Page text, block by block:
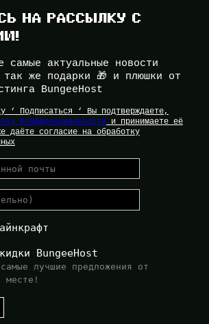
НА РАССЫЛКУ С
самые актуальные новости
же подарки 🎁 и плюшки от
BungeeHost
‘ Подписаться ‘ Вы подтверждаете,
Конфиденциальности и принимаете её
даёте согласие на обработку
BungeeHost
лучшие предложения от
месте!